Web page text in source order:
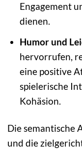
Engagement
dienen.
Humor und
hervorrufen,
eine positive
spielerische
Kohäsion.
Die semantische
und die